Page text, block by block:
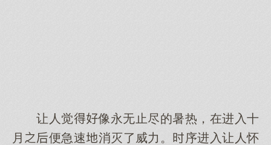
让人觉像永无止尽的暑热，在进入十
月便急速消灭了威力。序进入让人怀